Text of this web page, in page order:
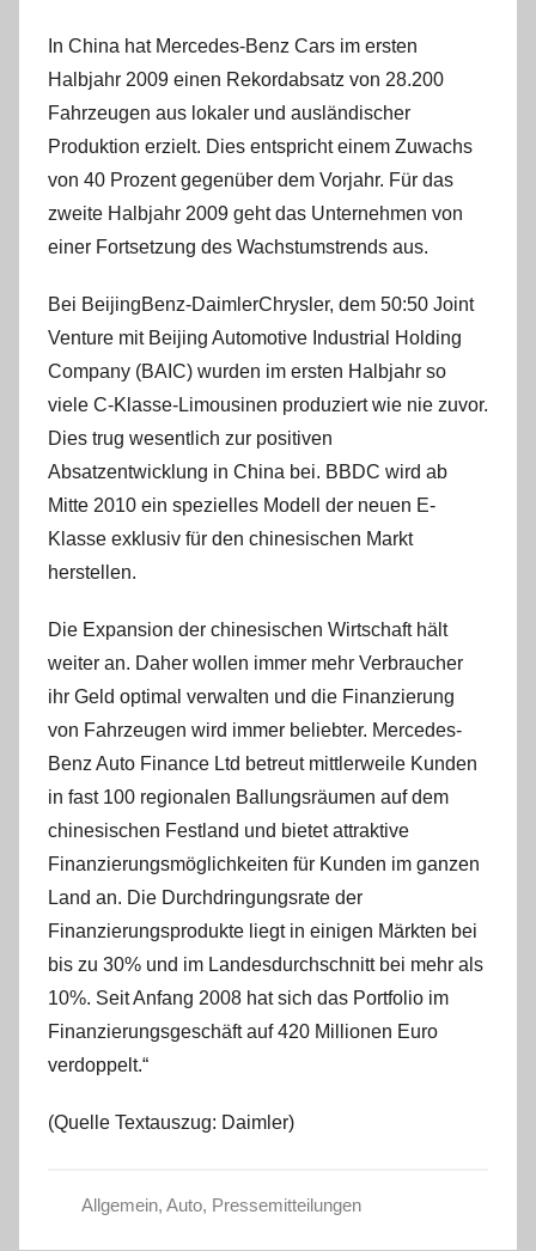
In China hat Mercedes-Benz Cars im ersten
Halbjahr 2009 einen Rekordabsatz von 28.200
Fahrzeugen aus lokaler und ausländischer
Produktion erzielt. Dies entspricht einem Zuwachs
von 40 Prozent gegenüber dem Vorjahr. Für das
zweite Halbjahr 2009 geht das Unternehmen von
einer Fortsetzung des Wachstumstrends aus.
Bei BeijingBenz-DaimlerChrysler, dem 50:50 Joint
Venture mit Beijing Automotive Industrial Holding
Company (BAIC) wurden im ersten Halbjahr so
viele C-Klasse-Limousinen produziert wie nie zuvor.
Dies trug wesentlich zur positiven
Absatzentwicklung in China bei. BBDC wird ab
Mitte 2010 ein spezielles Modell der neuen E-
Klasse exklusiv für den chinesischen Markt
herstellen.
Die Expansion der chinesischen Wirtschaft hält
weiter an. Daher wollen immer mehr Verbraucher
ihr Geld optimal verwalten und die Finanzierung
von Fahrzeugen wird immer beliebter. Mercedes-
Benz Auto Finance Ltd betreut mittlerweile Kunden
in fast 100 regionalen Ballungsräumen auf dem
chinesischen Festland und bietet attraktive
Finanzierungsmöglichkeiten für Kunden im ganzen
Land an. Die Durchdringungsrate der
Finanzierungsprodukte liegt in einigen Märkten bei
bis zu 30% und im Landesdurchschnitt bei mehr als
10%. Seit Anfang 2008 hat sich das Portfolio im
Finanzierungsgeschäft auf 420 Millionen Euro
verdoppelt.“
(Quelle Textauszug: Daimler)
Allgemein, Auto, Pressemitteilungen